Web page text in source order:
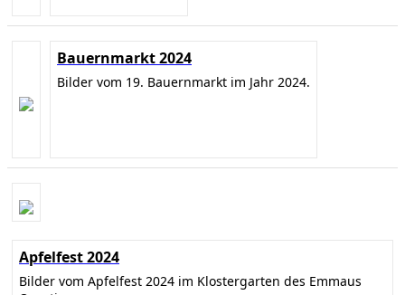
Bauernmarkt 2024
Bilder vom 19. Bauernmarkt im Jahr 2024.
Apfelfest 2024
Bilder vom Apfelfest 2024 im Klostergarten des Emmaus